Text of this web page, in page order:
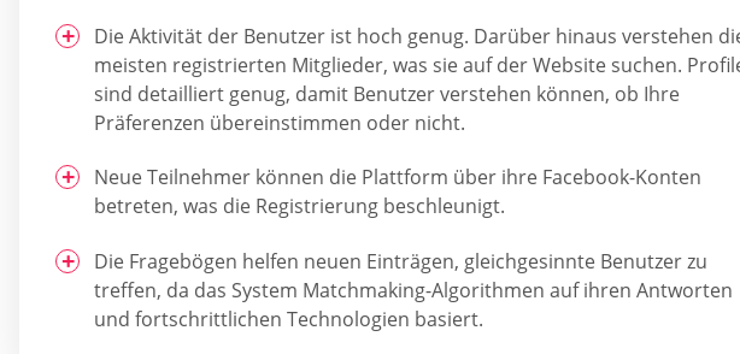
Die Aktivität der Benutzer ist hoch genug. Darüber hinaus verstehen
meisten registrierten Mitglieder, was sie auf der Website suchen.
sind detailliert genug, damit Benutzer verstehen können, ob Ihre
Präferenzen übereinstimmen oder nicht.
Neue Teilnehmer können die Plattform über ihre Facebook-Konten
betreten, was die Registrierung beschleunigt.
Die Fragebögen helfen neuen Einträgen, gleichgesinnte Benutzer zu
treffen, da das System Matchmaking-Algorithmen auf ihren Antworten
und fortschrittlichen Technologien basiert.